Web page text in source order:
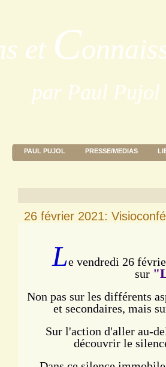
et C
par Paul Pujol
PAUL PUJOL PRESSE/MEDIAS
26 février 2021:
Le vendredi 26
sur
Non pas sur les différents
et secondaires, mais
Sur l'action d'aller au-
découvrir le